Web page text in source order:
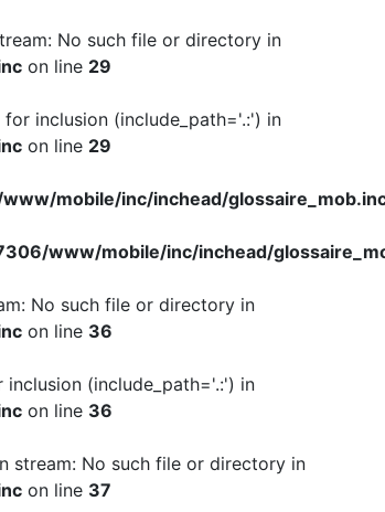
No such file or directory in
on line 29
inclusion (include_path='.:') in
on line 29
mobile/inc/inchead/
www/mobile/inc/inchead/
No such file or directory in
on line 36
(include_path='.:') in
on line 36
stream: No such file or directory in
on line 37